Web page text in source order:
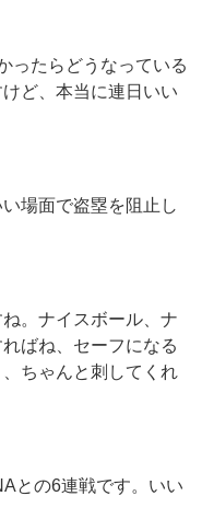
たらどうなっている
ど、本当に連日いい
場面で盗塁を阻止し
。ナイスボール、ナ
ばね、セーフになる
ちゃんと刺してくれ
との6連戦です。いい